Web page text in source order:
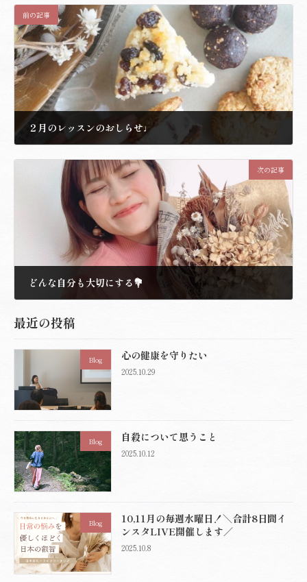
前の記事
２月のレッスンのおしらせ♩
次の記事
どんな自分も大切にする💐
最近の投稿
Blog 心の健康を守りたい
2025.10.29
Blog 自殺について思うこと
2025.10.12
Blog
10,11月の毎週水曜日！＼合計8日間イ
ンスタLIVE開催します／
2025.10.8